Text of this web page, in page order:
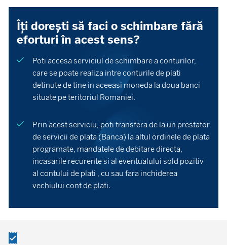
Îți dorești să faci o schimbare fără
eforturi în acest sens?
Poti accesa serviciul de schimbare a conturilor,
care se poate realiza intre conturile de plati
detinute de tine in aceeasi moneda la doua banci
situate pe teritoriul Romaniei.
Prin acest serviciu, poti transfera de la un prestator
de servicii de plata (Banca) la altul ordinele de plata
programate, mandatele de debitare directa,
incasarile recurente si al eventualului sold pozitiv
al contului de plati , cu sau fara inchiderea
vechiului cont de plati.